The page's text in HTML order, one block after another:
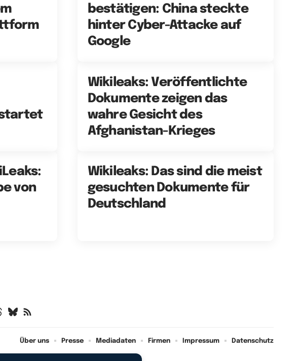
bestätigen: China steckte
hinter Cyber-Attacke auf
Google
Wikileaks: Veröffentlichte
Dokumente zeigen das
wahre Gesicht des
Afghanistan-Krieges
von
Wikileaks: Das sind die meist
gesuchten Dokumente für
Deutschland
Über uns Presse Mediadaten Firmen Impressum Datenschutz